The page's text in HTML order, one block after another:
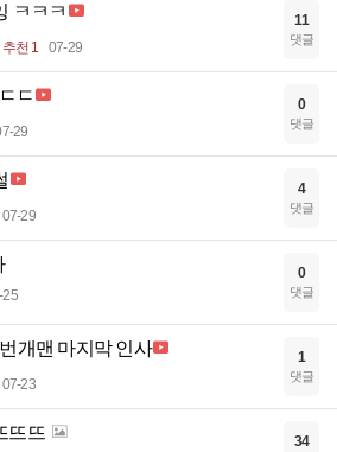
ㅋㅋㅋ
추천 1 07-29
11
댓글
ㄷ
29
0
댓글
07-29
4
댓글
25
0
댓글
개맨 마지막 인사
07-23
1
댓글
뜨뜨 34